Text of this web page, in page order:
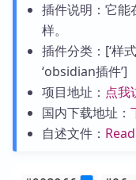
插件说明：它能
样。
插件分类：[‘样
‘obsidian插件’]
项目地址： 点我
国内下载地址：
自述文件：